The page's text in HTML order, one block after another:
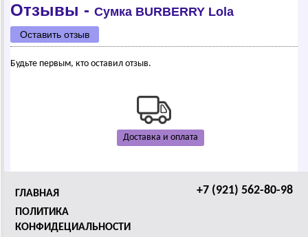
Отзывы - Сумка ВURВЕRRY Lola
Оставить отзыв
Будьте первым, кто оставил отзыв.
Доставка и оплата
+7 (921) 562-80-98
ГЛАВНАЯ
ПОЛИТИКА
КОНФИДЕЦИАЛЬНОСТИ